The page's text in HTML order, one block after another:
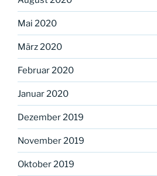
Mai 2020
März 2020
Februar 2020
Januar 2020
Dezember 2019
November 2019
Oktober 2019